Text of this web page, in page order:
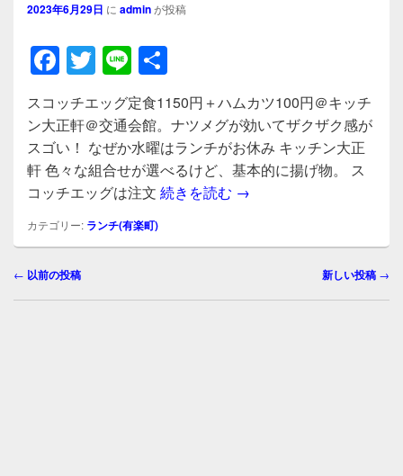
2023年6月29日 に adminが投稿
F
a
c
e
b
o
o
k
T
wi
tt
er
Li
n
e
有
スコッチエッグ定食1150円＋ハムカツ100円＠キッチ
ン大正軒＠交通会館。ナツメグが効いてザクザク感が
スゴい！ なぜか水曜はランチがお休み キッチン大正
軒 色々な組合せが選べるけど、基本的に揚げ物。 ス
コッチエッグは注文 続きを読む スコッチエッグ定食
→
カテゴリー: ランチ(有楽町)
投← 以前の投稿 新しい投稿 →